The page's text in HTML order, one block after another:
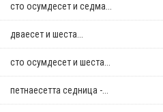
сто осумдесет и седма...
дваесет и шеста...
сто осумдесет и шеста...
петнаесетта седница -...